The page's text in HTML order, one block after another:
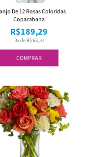
COMPRAR
3x de R$ 63,10
R$189,29
De 12 Rosas Coloridas
Copacabana